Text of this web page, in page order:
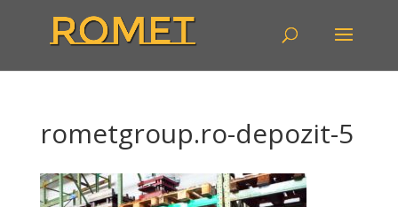
rometgroup.ro-depozit-5